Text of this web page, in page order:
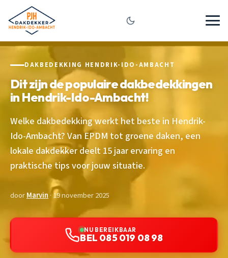
DAKBEDEKKING HENDRIK-IDO-AMBACHT
Dit zijn de populaire dakbedekkingen
in Hendrik-Ido-Ambacht!
Welke dakbedekking werkt het beste in Hendrik-
Ido-Ambacht? Van EPDM tot groene daken, een
lokale dakdekker deelt 15 jaar ervaring en
praktische tips voor jouw situatie.
doorMarvin· 19 november 2025
NU BEREIKBAAR
BEL 085 019 08 98